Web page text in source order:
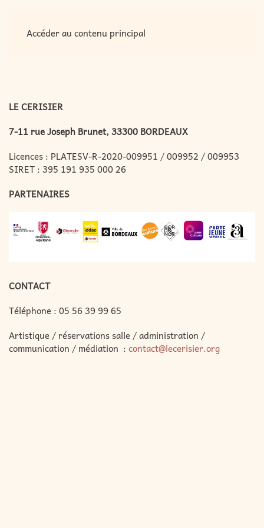
Accéder au contenu principal
MENU
LE CERISIER
7-11 rue Joseph Brunet, 33300 BORDEAUX
Licences : PLATESV-R-2020-009951 / 009952 / 009953
SIRET : 395 191 935 000 26
PARTENAIRES
CONTACT
Téléphone : 05 56 39 99 65
Artistique / réservations salle / administration /
communication / médiation : contact@lecerisier.org